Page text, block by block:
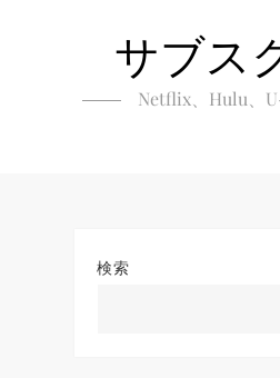
サブス
Netflix、Hulu、
検索